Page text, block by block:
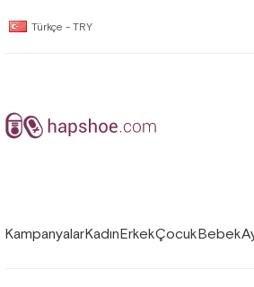
Türkçe - TRY
KampanyalarKadınErkekÇocukBebek